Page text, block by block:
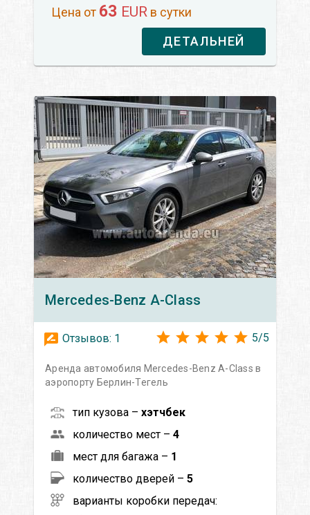
Цена от 63 EUR в сутки
ДЕТАЛЬНЕЙ
Mercedes-Benz A-Class
Отзывов: 1 5/5
Аренда автомобиля Mercedes-Benz A-Class в
аэропорту Берлин-Тегель
тип кузова – хэтчбек
количество мест – 4
мест для багажа – 1
количество дверей – 5
варианты коробки передач: